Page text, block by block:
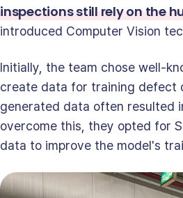
inspections still rely on the
introduced Computer Vision
Initially, the team chose well-
create data for training defect
generated data often resulted
overcome this, they opted for
data to improve the model's